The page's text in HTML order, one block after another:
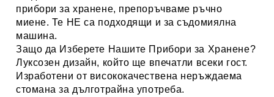
прибори за хранене, препоръчваме ръчно
миене. Те НЕ са подходящи и за съдомиялна
машина.
Защо да Изберете Нашите Прибори за Хранене?
Луксозен дизайн, който ще впечатли всеки гост.
Изработени от висококачествена неръждаема
стомана за дълготрайна употреба.